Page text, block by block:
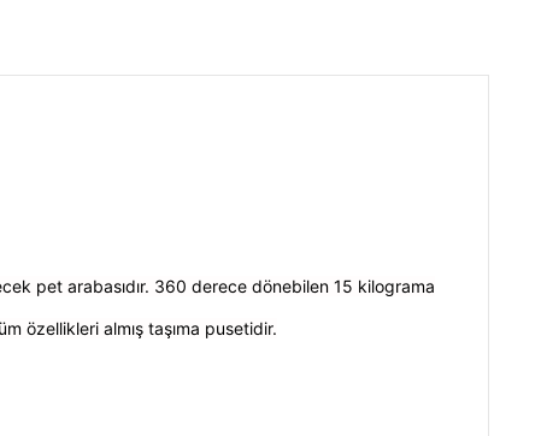
pet arabasıdır. 360 derece dönebilen 15 kilograma
özellikleri almış taşıma pusetidir.